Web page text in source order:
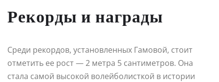
Рекорды и награды
Среди рекордов, установленных Гамовой, стоит
отметить ее рост — 2 метра 5 сантиметров. Она
стала самой высокой волейболисткой в истории